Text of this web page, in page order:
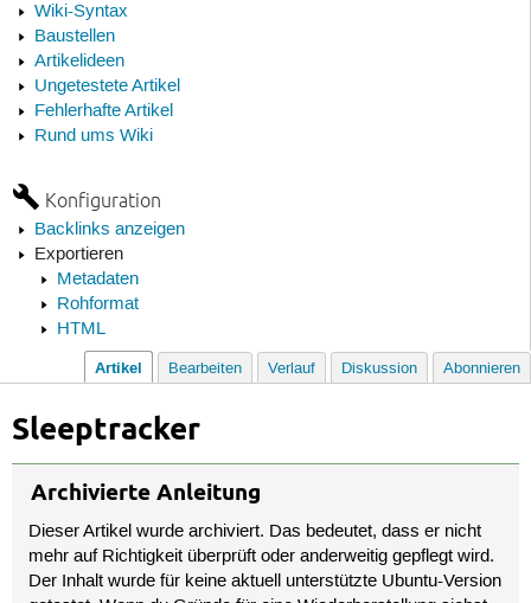
Wiki-Syntax
Baustellen
Artikelideen
Ungetestete Artikel
Fehlerhafte Artikel
Rund ums Wiki
Konfiguration
Backlinks anzeigen
Exportieren
Metadaten
Rohformat
HTML
Artikel Bearbeiten Verlauf Diskussion Abonnieren
Sleeptracker
Archivierte Anleitung
Dieser Artikel wurde archiviert. Das bedeutet, dass er nicht
mehr auf Richtigkeit überprüft oder anderweitig gepflegt wird.
Der Inhalt wurde für keine aktuell unterstützte Ubuntu-Version